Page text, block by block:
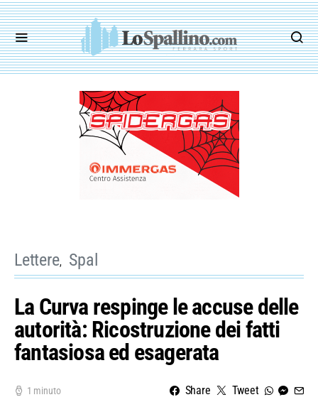
Lettere Spal
La Curva respinge le accuse delle
autorità: Ricostruzione dei fatti
fantasiosa ed esagerata
1 minuto Share Tweet